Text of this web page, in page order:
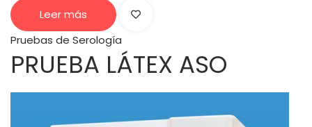
Leer más
Pruebas de Serología
PRUEBA LÁTEX ASO